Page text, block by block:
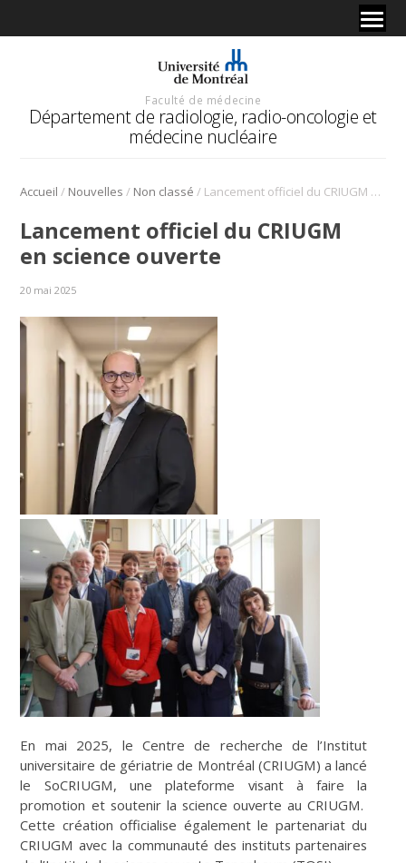
Faculté de médecine
Département de radiologie, radio-oncologie et
médecine nucléaire
Accueil / Nouvelles / Non classé / Lancement officiel du CRIUGM en science ouverte
Lancement officiel du CRIUGM
en science ouverte
20 mai 2025
En mai 2025, le Centre de recherche de l’Institut
universitaire de gériatrie de Montréal (CRIUGM) a lancé
le SoCRIUGM, une plateforme visant à faire la
promotion et soutenir la science ouverte au CRIUGM.
Cette création officialise également le partenariat du
CRIUGM avec la communauté des instituts partenaires